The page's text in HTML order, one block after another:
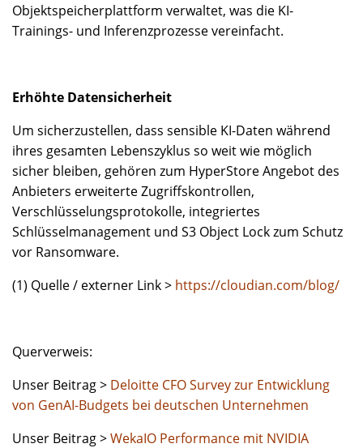
Objektspeicherplattform verwaltet, was die KI-
Trainings- und Inferenzprozesse vereinfacht.
Erhöhte Datensicherheit
Um sicherzustellen, dass sensible KI-Daten während
ihres gesamten Lebenszyklus so weit wie möglich
sicher bleiben, gehören zum HyperStore Angebot des
Anbieters erweiterte Zugriffskontrollen,
Verschlüsselungsprotokolle, integriertes
Schlüsselmanagement und S3 Object Lock zum Schutz
vor Ransomware.
(1) Quelle / externer Link > https://cloudian.com/blog/
Querverweis:
Unser Beitrag > Deloitte CFO Survey zur Entwicklung
von GenAI-Budgets bei deutschen Unternehmen
Unser Beitrag >WekaIO Performance mit NVIDIA